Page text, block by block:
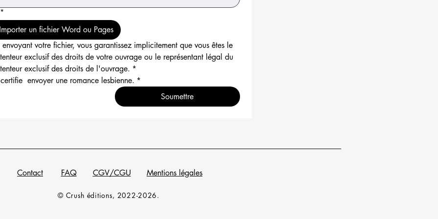
*
Importer un fichier Word ou Pages
envoyant votre fichier, vous garantissez implicitement que vous êtes le
exclusif des droits de votre ouvrage ou le représentant légal du
exclusif des droits de l'ouvrage. *
envoyer une romance lesbienne. *
Soumettre
Contact FAQ CGV/CGU Mentions légales
© Crush éditions, 2022-2026.